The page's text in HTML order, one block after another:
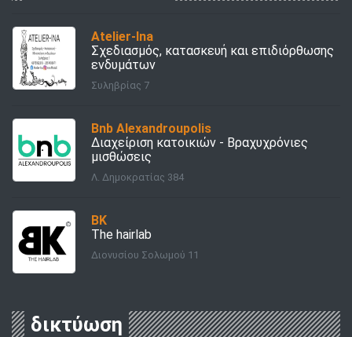
Atelier-Ina
Σχεδιασμός, κατασκευή και επιδιόρθωσης
ενδυμάτων
Συληβρίας 7
Bnb Alexandroupolis
Διαχείριση κατοικιών - Bραχυχρόνιες
μισθώσεις
Λ. Δημοκρατίας 384
BK
The hairlab
Διονυσίου Σολωμού 11
δικτύωση